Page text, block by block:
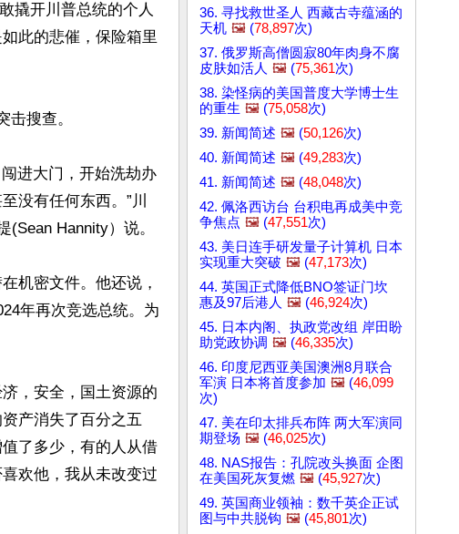
撬开川普总统的个人
此的悲催，保险箱里
击搜查。
进大门，开始洗劫办
没有任何东西。”川
(Sean Hannity）说。
机密文件。他还说，
年再次竞选总统。为
，安全，国土资源的
产消失了百分之五
了多少，有的人从借
欢他，我从未改变过
36. 寻找救世圣人 西藏古寺蕴涵的
天机 🖼️ (78,897次)
37. 俄罗斯高僧圆寂80年肉身不腐
皮肤如活人 🖼️ (75,361次)
38. 染怪病的美国普度大学博士生
的重生 🖼️ (75,058次)
39. 新闻简述 🖼️ (50,126次)
40. 新闻简述 🖼️ (49,283次)
41. 新闻简述 🖼️ (48,048次)
42. 佩洛西访台 台积电再成美中竞
争焦点 🖼️ (47,551次)
43. 美日连手研发量子计算机 日本
实现重大突破 🖼️ (47,173次)
44. 英国正式降低BNO签证门坎
惠及97后港人 🖼️ (46,924次)
45. 日本内阁、执政党改组 岸田盼
助党政协调 🖼️ (46,335次)
46. 印度尼西亚美国澳洲8月联合
军演 日本将首度参加 🖼️ (46,099
次)
47. 美在印太排兵布阵 两大军演同
期登场 🖼️ (46,025次)
48. NAS报告：孔院改头换面 企图
在美国死灰复燃 🖼️ (45,927次)
49. 英国商业领袖：数千英企正试
图与中共脱钩 🖼️ (45,801次)